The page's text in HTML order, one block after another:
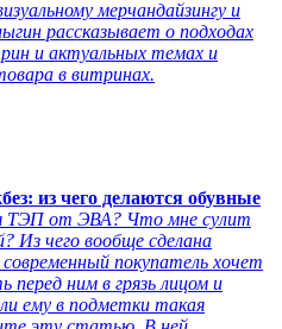
мерчандайзингу и
рассказывает о подходах
и актуальных темах и
в витринах.
из чего делаются обувные
ТЭП от ЭВА? Что мне сулит
чего вообще сделана
покупатель хочет
ним в грязь лицом и
ему в подметки такая